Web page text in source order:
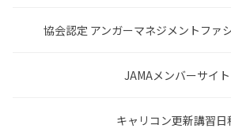
協会認定 アンガーマネジメントファ
JAMAメンバーサイト
キャリコン更新講習日